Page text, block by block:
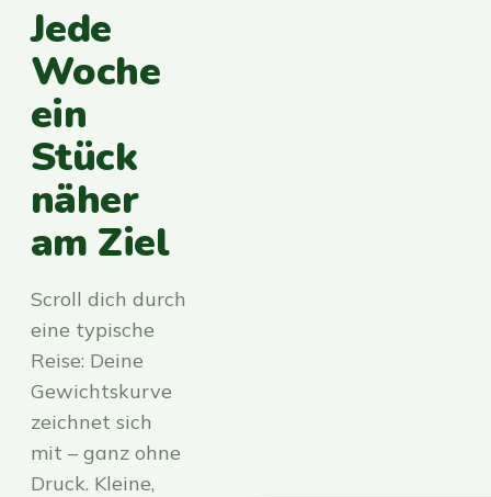
Jede
Woche
ein
Stück
näher
am Ziel
Scroll dich durch
eine typische
Reise: Deine
Gewichtskurve
zeichnet sich
mit – ganz ohne
Druck. Kleine,